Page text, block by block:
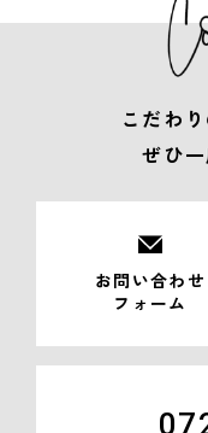
こだわ
ぜひ
お問い合わせ
フォーム